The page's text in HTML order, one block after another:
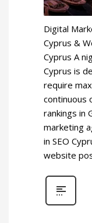
Digital
Cyprus &
Cyprus A
Cyprus is
require
continuous
rankings in
marketing
in SEO
website